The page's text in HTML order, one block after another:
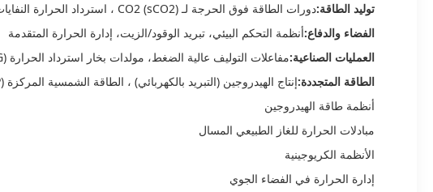
توليد الطاقة:دورات الطاقة فوق الحرجة لـ CO2 (sCO2) ، استرداد الحرارة النفايات، تبريد الهيدروجين
الفضاء والدفاع:أنظمة التحكم البيئي، تبريد الوقود/الزيت، إدارة الحرارة المتقدمة
العمليات الصناعية:مفاعلات التوليف عالية الضغط، مولدات بخار استرداد الحرارة (HRSG) ، التبريد بالدائرة المغلقة
الطاقة المتجددة:إنتاج الهيدروجين (التبريد بالكهربائي) ، الطاقة الشمسية المركزة (CSP) ، خلايا الوقود
أنظمة طاقة الهيدروجين
مبادلات الحرارة للغاز الطبيعي المسال
الأنظمة الكريوجينية
إدارة الحرارة في الفضاء الجوي